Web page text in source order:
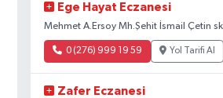
Ege Hayat Eczanesi
Mehmet A.Ersoy Mh.Şehit İsmail Çetin
0 (276) 999 19 59 Yol Tarifi Al
Zafer Eczanesi